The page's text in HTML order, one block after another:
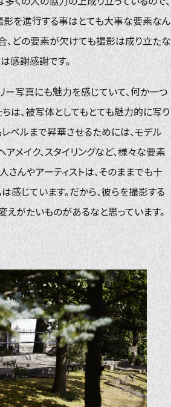
影を進行する事はとても大事な要素なん
、どの要素が欠けても撮影は成り立たな
感謝感謝です。
ー写真にも魅力を感じていて、何か一つ
は、被写体としてもとても魅力的に写り
レベルまで昇華させるためには、モデル
アメイク、スタイリングなど、様々な要素
さんやアーティストは、そのままでも十
感じています。だから、彼らを撮影する
えがたいものがあるなと思っています。